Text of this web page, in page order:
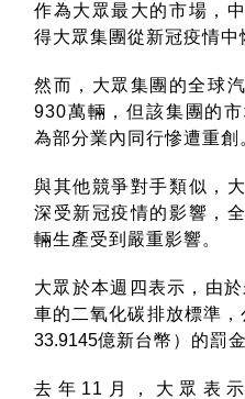
作為大眾最大的市場，
得大眾集團從新冠疫情中
然而，大眾集團的全球
930萬輛，但該集團的
為部分業內同行慘遭重創
與其他競爭對手類似，
深受新冠疫情的影響，
輛生產受到嚴重影響。
大眾於本週四表示，由
車的二氧化碳排放標準，
33.9145億新台幣）的罰金
去年 11 月，大眾表